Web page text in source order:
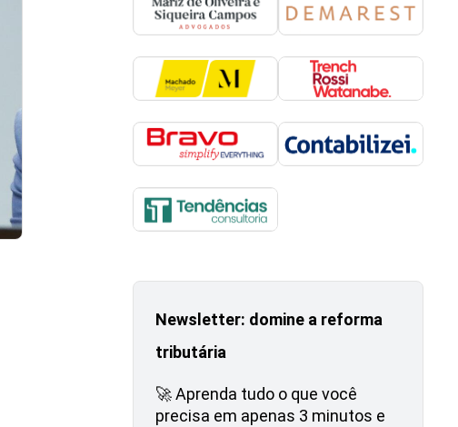
Newsletter: domine a reforma
tributária
🚀 Aprenda tudo o que você
precisa em apenas 3 minutos e